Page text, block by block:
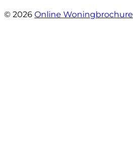
© 2026 Online Woningbrochure